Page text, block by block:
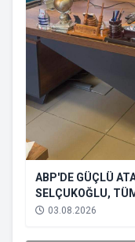
ABP'DE GÜÇLÜ
SELÇUKOĞLU,
BAŞKAN
03.08.2026